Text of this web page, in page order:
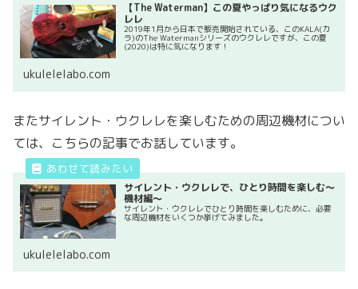
【The Waterman】この夏やっぱり気になるウク
レレ
2019年1月から日本で販売開始されている、このKALA(カ
ラ)のThe Watermanシリーズのウクレレですが、この夏
(2020)は特に気になります！
ukulelelabo.com
またサイレント・ウクレレを楽しむための周辺機材につい
ては、こちらの記事でお話しています。
サイレント・ウクレレで、ひとり時間を楽しむ〜
機材編〜
サイレント・ウクレレでひとり時間を楽しむために、必要
な周辺機材をいくつか挙げてみました。
ukulelelabo.com